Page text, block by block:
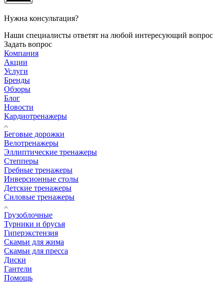
Нужна консультация?
Наши специалисты ответят на любой интересующий вопрос
Задать вопрос
Компания
Акции
Услуги
Бренды
Обзоры
Блог
Новости
Кардиотренажеры
Беговые дорожки
Велотренажеры
Эллиптические тренажеры
Степперы
Гребные тренажеры
Инверсионные столы
Детские тренажеры
Силовые тренажеры
Грузоблочные
Турники и брусья
Гиперэкстензия
Скамьи для жима
Скамьи для пресса
Диски
Гантели
Помощь